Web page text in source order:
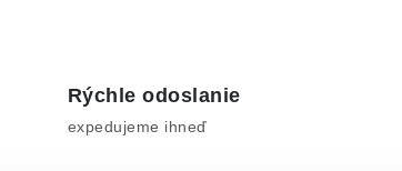
Rýchle odoslanie
expedujeme ihneď